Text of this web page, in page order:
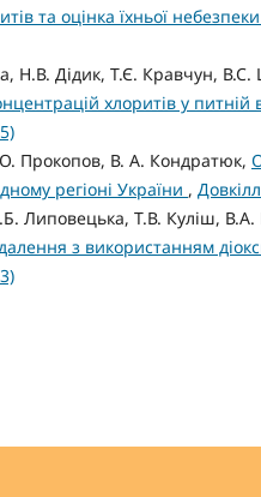
та оцінка їхньої
Н.В. Дідик, Т.Є. Кравчун,
хлоритів у
Прокопов, В. А. Кондратюк,
регіоні України ,
Липовецька, Т.В. Куліш,
з використанням